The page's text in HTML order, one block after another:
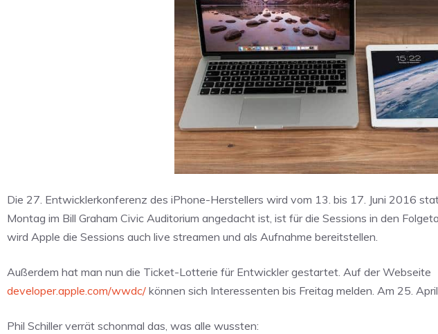
Die 27. Entwicklerkonferenz des iPhone-Herstellers wird vom 13. bis 17. Juni 2016
Montag im Bill Graham Civic Auditorium angedacht ist, ist für die Sessions in den
wird Apple die Sessions auch live streamen und als Aufnahme bereitstellen.
Außerdem hat man nun die Ticket-Lotterie für Entwickler gestartet. Auf der Webseite
developer.apple.com/wwdc/ können sich Interessenten bis Freitag melden. Am 25.
Phil Schiller verrät schonmal das, was alle wussten: